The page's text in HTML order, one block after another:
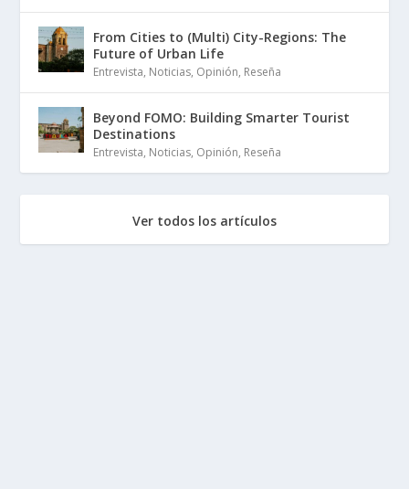
From Cities to (Multi) City-Regions: The
Future of Urban Life
Entrevista, Noticias, Opinión, Reseña
Beyond FOMO: Building Smarter Tourist
Destinations
Entrevista, Noticias, Opinión, Reseña
Ver todos los artículos